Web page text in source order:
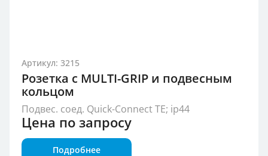
Артикул: 3215
Розетка с MULTI-GRIP и подвесным
кольцом
Подвес. соед. Quick-Connect TE; ip44
Цена по запросу
Подробнее